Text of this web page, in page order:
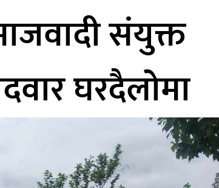
संयुक्त
घरदैलोमा